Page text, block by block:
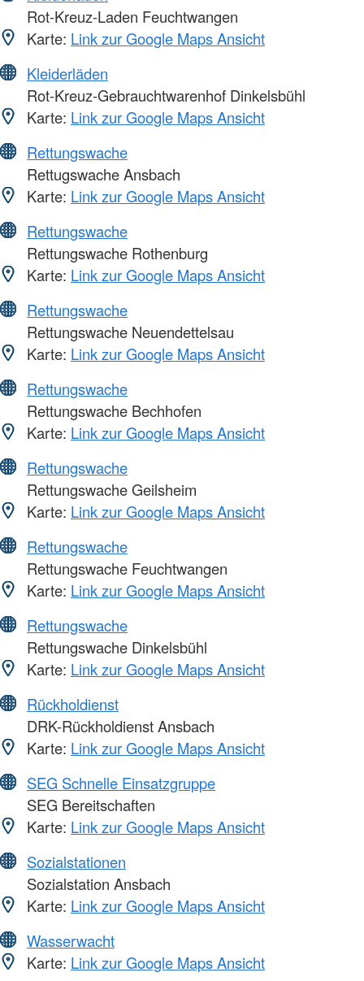
Rot-Kreuz-Laden Feuchtwangen
Karte: Link zur Google Maps Ansicht
Kleiderläden
Rot-Kreuz-Gebrauchtwarenhof Dinkelsbühl
Karte: Link zur Google Maps Ansicht
Rettungswache
Rettugswache Ansbach
Karte: Link zur Google Maps Ansicht
Rettungswache
Rettungswache Rothenburg
Karte: Link zur Google Maps Ansicht
Rettungswache
Rettungswache Neuendettelsau
Karte: Link zur Google Maps Ansicht
Rettungswache
Rettungswache Bechhofen
Karte: Link zur Google Maps Ansicht
Rettungswache
Rettungswache Geilsheim
Karte: Link zur Google Maps Ansicht
Rettungswache
Rettungswache Feuchtwangen
Karte: Link zur Google Maps Ansicht
Rettungswache
Rettungswache Dinkelsbühl
Karte: Link zur Google Maps Ansicht
Rückholdienst
DRK-Rückholdienst Ansbach
Karte: Link zur Google Maps Ansicht
SEG Schnelle Einsatzgruppe
SEG Bereitschaften
Karte: Link zur Google Maps Ansicht
Sozialstationen
Sozialstation Ansbach
Karte: Link zur Google Maps Ansicht
Wasserwacht
Karte: Link zur Google Maps Ansicht